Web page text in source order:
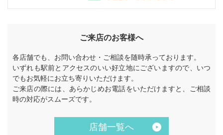
ご来店のお客様へ
各店舗でも、お問い合わせ・ご相談を随時承っております。
いずれも駅前とアクセスのいい好立地にございますので、いつ
でもお気軽にお立ち寄りいただけます。
ご来店の際には、あらかじめお電話をいただけますと、ご相談
時の対応がスムーズです。
店舗一覧へ